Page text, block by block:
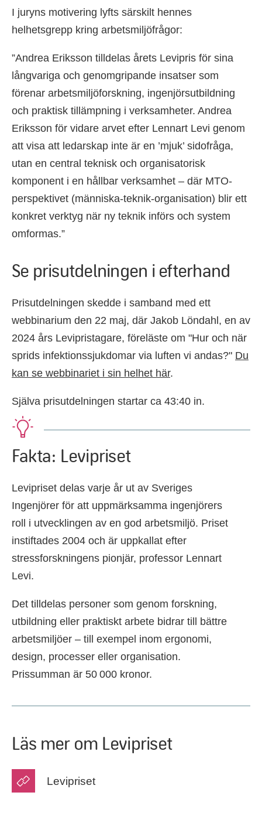
I juryns motivering lyfts särskilt hennes
helhetsgrepp kring arbetsmiljöfrågor:
”Andrea Eriksson tilldelas årets Levipris för sina
långvariga och genomgripande insatser som
förenar arbetsmiljöforskning, ingenjörsutbildning
och praktisk tillämpning i verksamheter. Andrea
Eriksson för vidare arvet efter Lennart Levi genom
att visa att ledarskap inte är en ’mjuk’ sidofråga,
utan en central teknisk och organisatorisk
komponent i en hållbar verksamhet – där MTO-
perspektivet (människa-teknik-organisation) blir ett
konkret verktyg när ny teknik införs och system
omformas.”
Se prisutdelningen i efterhand
Prisutdelningen skedde i samband med ett
webbinarium den 22 maj, där Jakob Löndahl, en av
2024 års Levipristagare, föreläste om "Hur och när
sprids infektionssjukdomar via luften vi andas?" Du
kan se webbinariet i sin helhet här.
Själva prisutdelningen startar ca 43:40 in.
Fakta: Levipriset
Levipriset delas varje år ut av Sveriges
Ingenjörer för att uppmärksamma ingenjörers
roll i utvecklingen av en god arbetsmiljö. Priset
instiftades 2004 och är uppkallat efter
stressforskningens pionjär, professor Lennart
Levi.
Det tilldelas personer som genom forskning,
utbildning eller praktiskt arbete bidrar till bättre
arbetsmiljöer – till exempel inom ergonomi,
design, processer eller organisation.
Prissumman är 50 000 kronor.
Läs mer om Levipriset
Levipriset